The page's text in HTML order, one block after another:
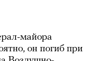
майора
он погиб при